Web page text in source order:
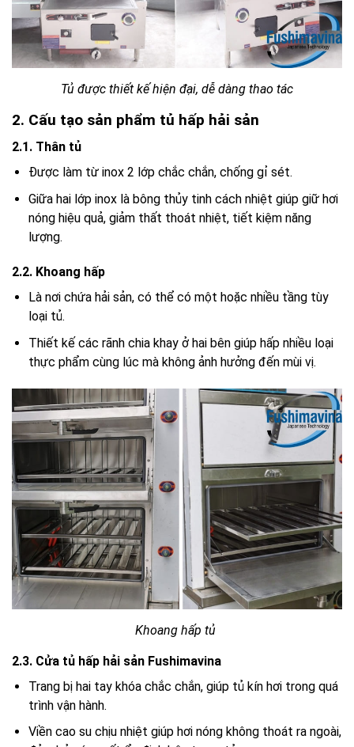
Tủ được thiết kế hiện đại, dễ dàng thao tác
2. Cấu tạo sản phẩm tủ hấp hải sản
2.1. Thân tủ
Được làm từ inox 2 lớp chắc chắn, chống gỉ sét.
Giữa hai lớp inox là bông thủy tinh cách nhiệt giúp giữ hơi
nóng hiệu quả, giảm thất thoát nhiệt, tiết kiệm năng
lượng.
2.2. Khoang hấp
Là nơi chứa hải sản, có thể có một hoặc nhiều tầng tùy
loại tủ.
Thiết kế các rãnh chia khay ở hai bên giúp hấp nhiều loại
thực phẩm cùng lúc mà không ảnh hưởng đến mùi vị.
Khoang hấp tủ
2.3. Cửa tủ hấp hải sản Fushimavina
Trang bị hai tay khóa chắc chắn, giúp tủ kín hơi trong quá
trình vận hành.
Viền cao su chịu nhiệt giúp hơi nóng không thoát ra ngoài,